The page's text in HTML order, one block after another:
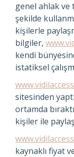
genel ahlak ve
şekilde
kişilerle
bilgiler,
kendi
istatiksel
sitesinden
ortamda
kişiler ile
kaynaklı fiyat